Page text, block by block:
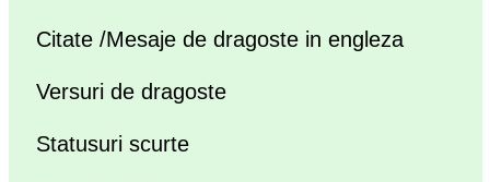
Citate /Mesaje de dragoste in engleza
Versuri de dragoste
Statusuri scurte